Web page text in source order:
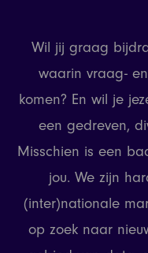
Wil jij graag
waarin vraag-
komen? En wil je
een gedreven,
Misschien is een
jou. We zijn
(inter)nationale
op zoek naar